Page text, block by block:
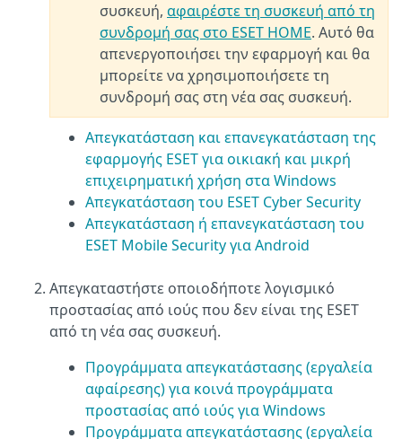
συσκευή, αφαιρέστε τη συσκευή από τη
συνδρομή σας στο ESET HOME. Αυτό θα
απενεργοποιήσει την εφαρμογή και θα
μπορείτε να χρησιμοποιήσετε τη
συνδρομή σας στη νέα σας συσκευή.
Απεγκατάσταση και επανεγκατάσταση της
εφαρμογής ESET για οικιακή και μικρή
επιχειρηματική χρήση στα Windows
Απεγκατάσταση του ESET Cyber Security
Απεγκατάσταση ή επανεγκατάσταση του
ESET Mobile Security για Android
Απεγκαταστήστε οποιοδήποτε λογισμικό
προστασίας από ιούς που δεν είναι της ESET
από τη νέα σας συσκευή.
Προγράμματα απεγκατάστασης (εργαλεία
αφαίρεσης) για κοινά προγράμματα
προστασίας από ιούς για Windows
Προγράμματα απεγκατάστασης (εργαλεία